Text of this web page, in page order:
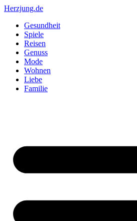
Zum
springen
Herzjung.de
Gesundheit
Spiele
Reisen
Genuss
Mode
Wohnen
Liebe
Familie